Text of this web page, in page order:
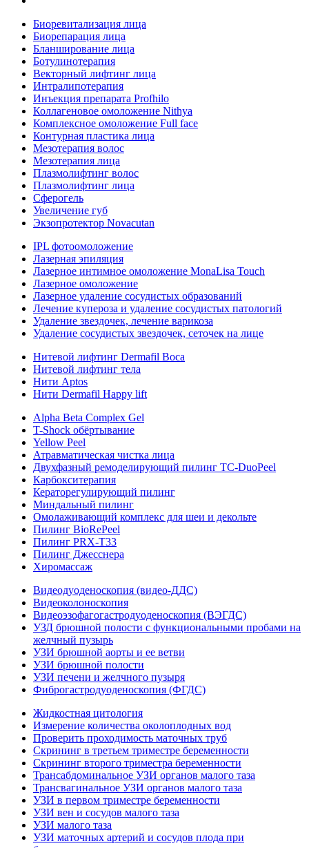
Биоревитализация лица
Биорепарация лица
Бланширование лица
Ботулинотерапия
Векторный лифтинг лица
Интралипотерапия
Инъекция препарата Profhilo
Коллагеновое омоложение Nithya
Комплексное омоложение Full face
Контурная пластика лица
Мезотерапия волос
Мезотерапия лица
Плазмолифтинг волос
Плазмолифтинг лица
Сферогель
Увеличение губ
Экзопротектор Novacutan
IPL фотоомоложение
Лазерная эпиляция
Лазерное интимное омоложение MonaLisa Touch
Лазерное омоложение
Лазерное удаление сосудистых образований
Лечение купероза и удаление сосудистых патологий
Удаление звездочек, лечение варикоза
Удаление сосудистых звездочек, сеточек на лице
Нитевой лифтинг Dermafil Boca
Нитевой лифтинг тела
Нити Aptos
Нити Dermafil Happy lift
Alpha Beta Complex Gel
T-Shock обёртывание
Yellow Peel
Атравматическая чистка лица
Двухфазный ремоделирующий пилинг TC-DuoPeel
Карбокситерапия
Кераторегулирующий пилинг
Миндальный пилинг
Омолаживающий комплекс для шеи и декольте
Пилинг BioRePeel
Пилинг PRX-T33
Пилинг Джесснера
Хиромассаж
Видеодуоденоскопия (видео-ДДС)
Видеоколоноскопия
Видеоэзофагогастродуоденоскопия (ВЭГДС)
УЗД брюшной полости с функциональными пробами на
желчный пузырь
УЗИ брюшной аорты и ее ветви
УЗИ брюшной полости
УЗИ печени и желчного пузыря
Фиброгастродуоденоскопия (ФГДС)
Жидкостная цитология
Измерение количества околоплодных вод
Проверить проходимость маточных труб
Скрининг в третьем триместре беременности
Скрининг второго триместра беременности
Трансабдоминальное УЗИ органов малого таза
Трансвагинальное УЗИ органов малого таза
УЗИ в первом триместре беременности
УЗИ вен и сосудов малого таза
УЗИ малого таза
УЗИ маточных артерий и сосудов плода при